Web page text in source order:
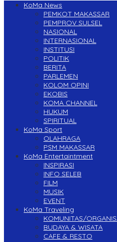
KoMa News
PEMKOT MAKASSAR
PEMPROV SULSEL
NASIONAL
INTERNASIONAL
INSTITUSI
POLITIK
BERITA
PARLEMEN
KOLOM OPINI
EKOBIS
KOMA CHANNEL
HUKUM
SPIRITUAL
KoMa Sport
OLAHRAGA
PSM MAKASSAR
KoMa Entertaintment
INSPIRASI
INFO SELEB
FILM
MUSIK
EVENT
KoMa Traveling
KOMUNITAS/
BUDAYA & WISATA
CAFE & RESTO